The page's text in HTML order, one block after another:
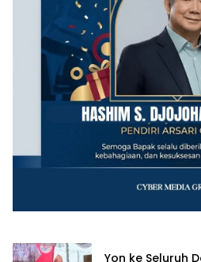
Yon ke Seluruh